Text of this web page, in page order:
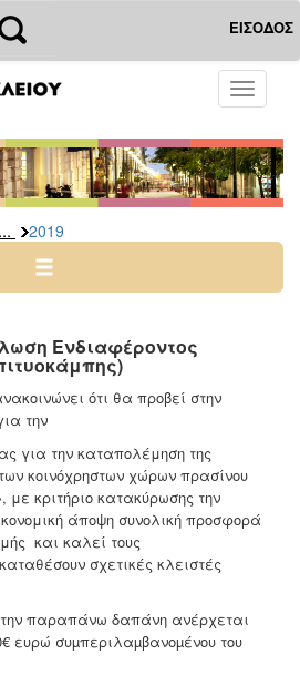
ΕΙΣΟΔΟΣ
Toggle
... 2019
Ενδιαφέροντος
ότι θα προβεί στην
την
για την καταπολέμηση της
κοινόχρηστων χώρων πρασίνου
με κριτήριο κατακύρωσης την
άποψη συνολική προσφορά
και καλεί τους
σχετικές κλειστές
την παραπάνω δαπάνη ανέρχεται
ευρώ συµπεριλαµβανοµένου του